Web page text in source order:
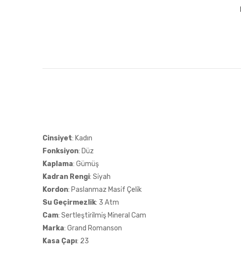
Cinsiyet: Kadın
Fonksiyon: Düz
Kaplama: Gümüş
Kadran Rengi: Si̇yah
Kordon: Paslanmaz Masi̇f Çeli̇k
Su Geçirmezlik: 3 Atm
Cam: Sertleşti̇ri̇lmi̇ş Mi̇neral Cam
Marka: Grand Romanson
Kasa Çapı: 23